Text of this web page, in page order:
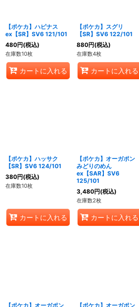
【ポケカ】ハピナス
ex【SR】SV6 121/101
480円(税込)
在庫数10枚
カートに入れる
【ポケカ】スグリ
【SR】SV6 122/101
880円(税込)
在庫数4枚
カートに入れる
【ポケカ】ハッサク
【SR】SV6 124/101
380円(税込)
在庫数10枚
カートに入れる
【ポケカ】オーガポン
みどりのめん
ex【SAR】SV6
125/101
3,480円(税込)
在庫数2枚
カートに入れる
【ポケカ】オーガポン 【ポケカ】オーガポン